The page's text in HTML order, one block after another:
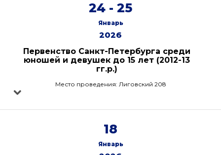
24 - 25
Январь
2026
Первенство Санкт-Петербурга среди
юношей и девушек до 15 лет (2012-13
гг.р.)
Место проведения: Лиговский 208
18
Январь